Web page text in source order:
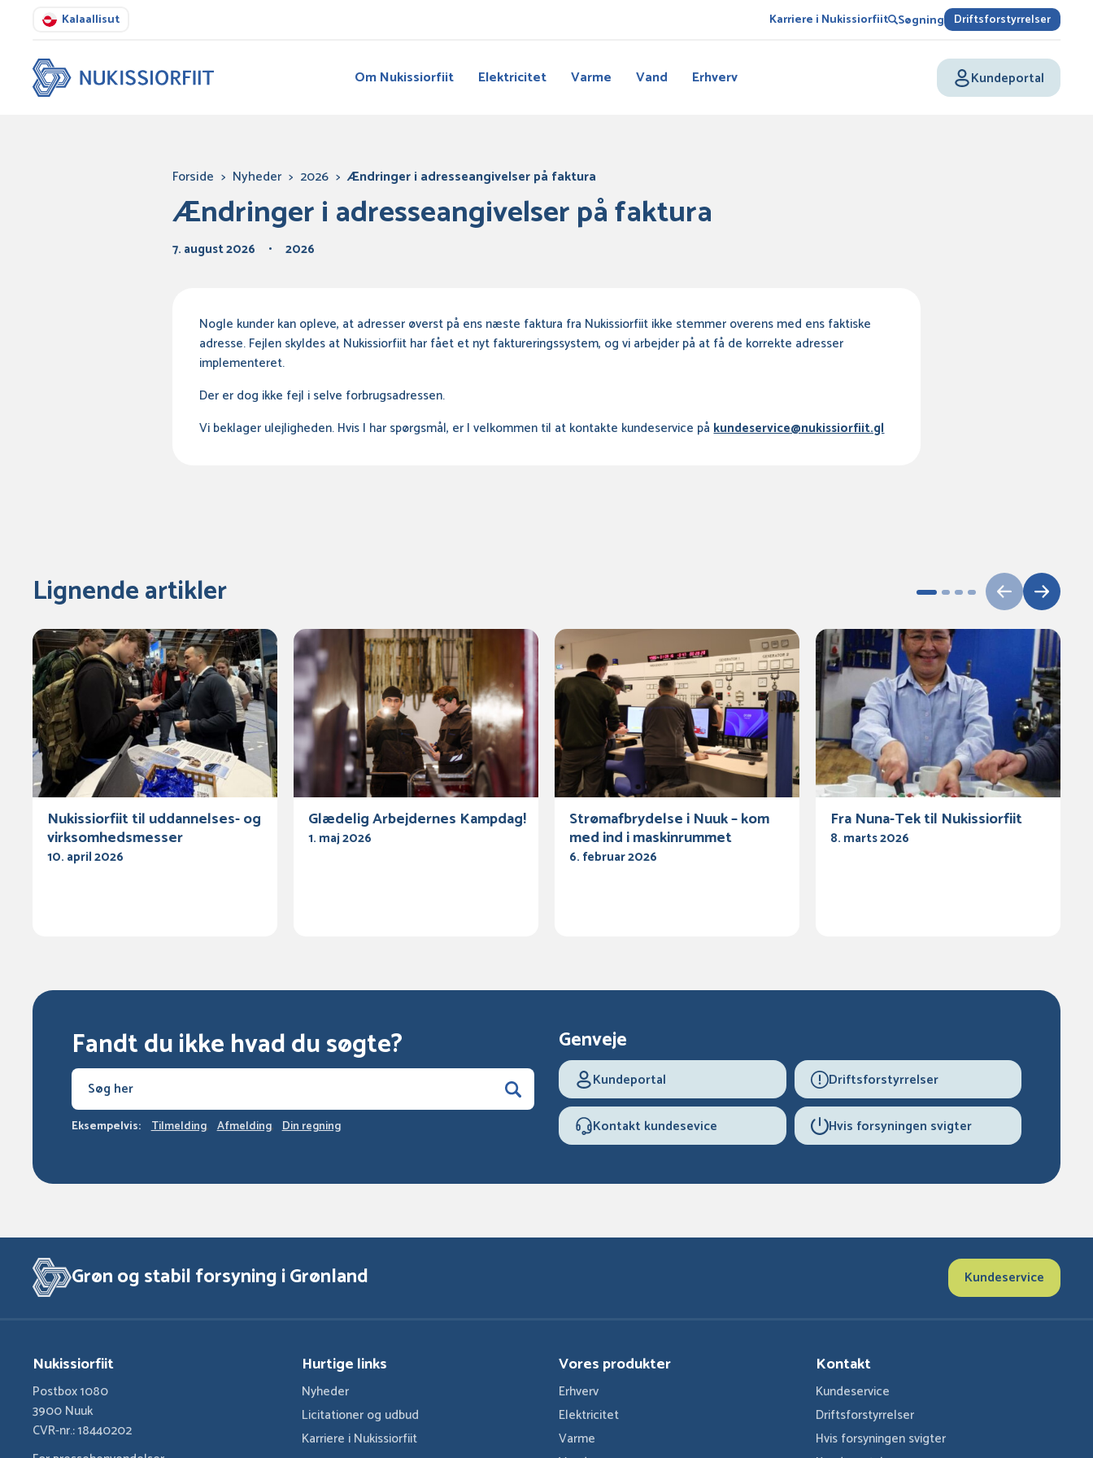
Kalaallisut Karriere i Nukissiorfiit Søgning Driftsforstyrrelser
Om Nukissiorfiit Elektricitet Varme Vand Erhverv Kundeportal
Forside > Nyheder > 2026 > Ændringer i adresseangivelser på faktura
Ændringer i adresseangivelser på faktura
7. august 2026 2026
Nogle kunder kan opleve, at adresser øverst på ens næste faktura fra Nukissiorfiit ikke stemmer overens med ens faktiske
adresse. Fejlen skyldes at Nukissiorfiit har fået et nyt faktureringssystem, og vi arbejder på at få de korrekte adresser
implementeret.
Der er dog ikke fejl i selve forbrugsadressen.
Vi beklager ulejligheden. Hvis I har spørgsmål, er I velkommen til at kontakte kundeservice påkundeservice@nukissiorfiit.gl
Lignende artikler
Nukissiorfiit til uddannelses- og
virksomhedsmesser
10. april 2026
Glædelig Arbejdernes Kampdag!
1. maj 2026
Strømafbrydelse i Nuuk – kom
med ind i maskinrummet
6. februar 2026
Fra Nuna-Tek til Nukissiorfiit
8. marts 2026
Fandt du ikke hvad du søgte?
Eksempelvis: Tilmelding Afmelding Din regning
Genveje
Kundeportal Driftsforstyrrelser
Kontakt kundesevice Hvis forsyningen svigter
Grøn og stabil forsyning i Grønland Kundeservice
Nukissiorfiit
Postbox 1080
3900 Nuuk
CVR-nr.: 18440202
Hurtige links
Nyheder
Licitationer og udbud
Karriere i Nukissiorfiit
Vores produkter
Erhverv
Elektricitet
Varme
Kontakt
Kundeservice
Driftsforstyrrelser
Hvis forsyningen svigter